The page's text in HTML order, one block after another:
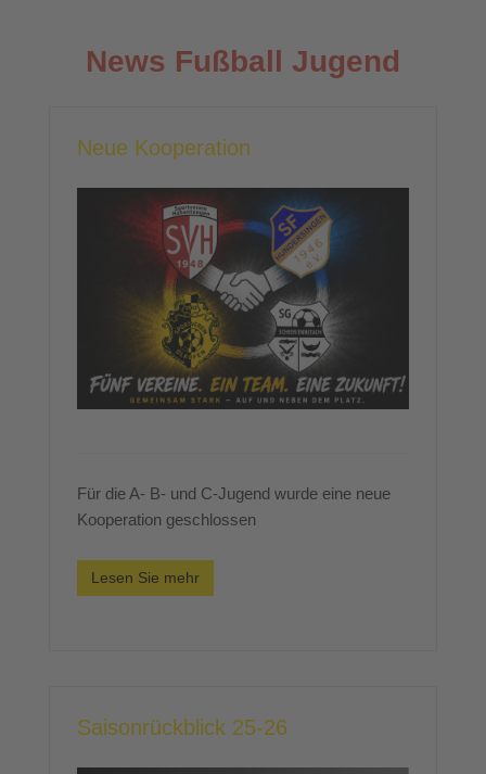
News Fußball Jugend
Neue Kooperation
Für die A- B- und C-Jugend wurde eine neue
Kooperation geschlossen
Lesen Sie mehr
Saisonrückblick 25-26